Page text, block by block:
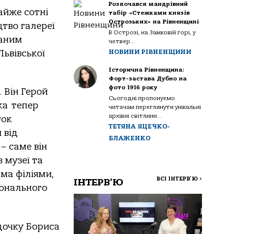
сотні
галереї
Герой
тепер
саме він
музеї та
філіями,
Бориса
Розпочався мандрівний
табір «Стежками князів
Острозьких» на Рівненщині
В Острозі, на Замковій горі, у
четвер...
НОВИНИ РІВНЕНЩИНИ
Історична Рівненщина:
Форт-застава Дубно на
фото 1916 року
Сьогодні пропонуємо
читачам переглянути унікальні
архівні світлини...
ТЕТЯНА ЯЦЕЧКО-
БЛАЖЕНКО
ІНТЕРВ'Ю ВСІ ІНТЕРВ'Ю >